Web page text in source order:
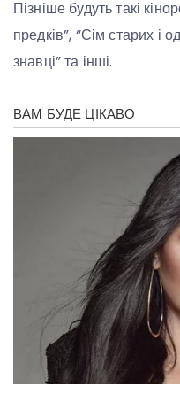
Пізніше будуть такі
предків”, “Сім старих і
знавці” та інші.